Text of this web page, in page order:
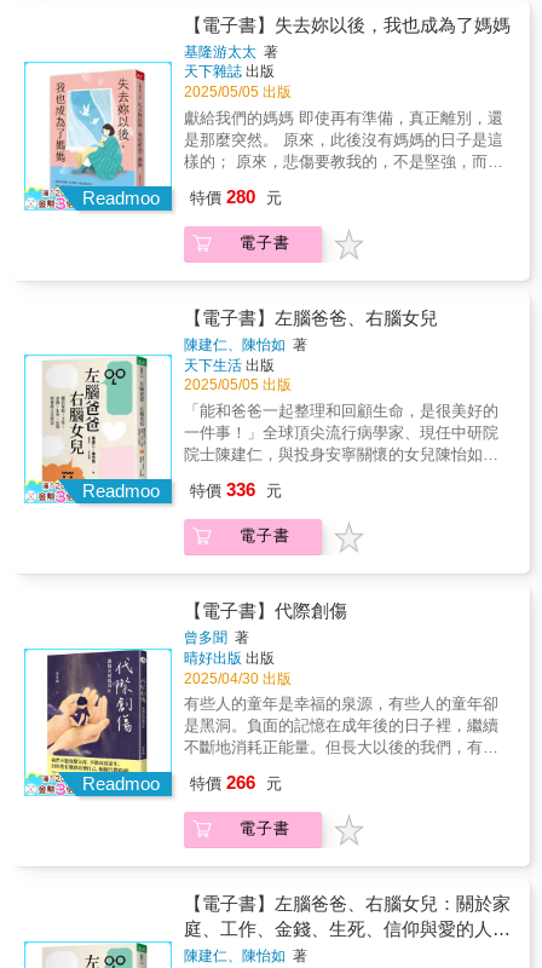
Isabelle，如今可以含笑放心看著孩子，穩健踏
步開展自己的人生。──張慧心∣「人間福報」資
深主編、國立教育廣播電臺「教育行動家」節
目主持人現代人需要的是正確的心態，工具與
環境；AI+學習方法+實踐的能力是未來所需，
這是一本充滿愛與勇氣的生命實踐書。──高立∣
國際AI教育就業聯盟召集委員身為28週4天早產
兒的父親，我走過焦慮、恐懼與無助，而這本
書正是那段旅程最真實的紀錄與陪伴。它幫我
強，而是如何把恐懼轉化成愛與行動的真實故
事。──招名威∣中原大學教授、毒物專家
諮商學系副教授曹中瑋／資深諮商心理師陳宏
儒／諮商心理師、臉書社團「榮格讀書會」創
建者陳淑琴／TAT訓練師、彩虹心樹有限公司負
責人黃天豪／華人艾瑞克森催眠治療學會理事
長葉偉忠／巴黎索邦大學拉丁文博士蔡怡佳／
輔仁大學宗教學系教授
創辦人、《閱讀理解》學習誌暨數位平台總編
輯蔡淇華 台中市立惠文高中圖書館主任（按
姓氏筆畫排序）美珍說：「有了孩子，讓我變
成更好的人。」我確實在書的每一部分，都感
受到她的透澈、了然與智慧，不過度用力教養
但持續深刻的覺察與思考。謝謝她在成為母親
二十多年之後，願意總結這本不只關乎教養，
更關乎人生體悟的母親手札、幸福指南。──彭
菊仙 作家美珍以她親身的經歷體驗，敏銳的
和思路清晰的細膩文字，將自己從面對身分轉
換的思考，到陪伴孩子經歷不同階段成長相關
的知識、經驗與智慧娓娓道來。──黃國珍 品
總編輯教養與閱讀教學的專家丘美珍，在三位
孩子都升上大學後，苦心造詣為家長整理這本
為教養增能的好書。丘美珍期待這本書可以增
強父母親溝通、領導、管理及學習四種能力。
並且在閱讀全書之後，可以不憂不懼，更有自
信，為台灣教養珍貴的下一代。──蔡淇華 台
中市立惠文高中圖書館主任
依附的雙面性：當母愛變成控制，當親密變成
負擔，我們該如何從中找到平衡？◎如何走出
母親病的陰影：透過心理療癒、自我覺察、建
立健康的界線，幫助自己擺脫負面影響，活出
真正的自己。這本書，寫給所有在母親關係中
受過傷的人。它不是要責怪母親，而是讓我們
理解過去，並學習如何療癒自己，讓愛回歸純
息，或在親密關係中感受到難以言喻的情感糾
葛，希望這本書能成為你解開心結、找回內在
力量的指引之書。【療癒推薦】洪仲清 臨床心
自母親的過度控制、忽視，甚至無條件的溺
愛，都可能讓孩子在成長過程中產生不安全
感、自我否定、情感依附障礙，甚至影響成年
後的親密關係與自我價值認同。本書透過精神
科醫師的專業視角，結合豐富的臨床案例與心
理學研究，帶領讀者一步步剖析「母親病」的
形成原因、各種類型及其帶來的影響。本書不
只是檢視母親與孩子之間的關係，而是更進一
步提供自我療癒的方法。我們將探索：◎母親
年後的人際關係，剖析母親如何塑造我們的情
感模式。◎不同類型的「母親病」：過度支
配、情感忽視、冷漠疏離、過度保護等不同母
依附的雙面性：當母愛變成控制，當親密變成
負擔，我們該如何從中找到平衡？◎如何走出
母親病的陰影：透過心理療癒、自我覺察、建
立健康的界線，幫助自己擺脫負面影響，活出
真正的自己。這本書，寫給所有在母親關係中
受過傷的人。它不是要責怪母親，而是讓我們
理解過去，並學習如何療癒自己，讓愛回歸純
息，或在親密關係中感受到難以言喻的情感糾
葛，希望這本書能成為你解開心結、找回內在
力量的指引之書。【療癒推薦】洪仲清 臨床心
Readmoo
【電子書】失去妳以後，我也成為了媽媽
基隆游太太 著
天下雜誌 出版
2025/05/05 出版
獻給我們的媽媽 即使再有準備，真正離別，還
是那麼突然。 原來，此後沒有媽媽的日子是這
樣的； 原來，悲傷要教我的，不是堅強，而是
一點！ 謝謝游太太願意寫出來，讓失去至親至
愛處於孤獨的人，能被光灑亮。
&mdash;&mdash;&mdash;&mdash;&mdash;
底在哪裡？」 這不是一本積極向上的勵志書，
而是在沒有媽媽的世界裡生存的故事。 這是面
對至親離開的個人經驗，卻普遍而真實。 作家
「基隆游太太」幾年前遭遇喪母，情緒低落的
她因而離開職場，所幸透過旅行重新找回幽默
感，也鼓起勇氣成為一位母親。 她陸續在臉書
分享心路歷程 ，意外收到許多朋友 及粉絲的回
饋， 發現大家似乎有著類似的疑問：還沒走出
悲傷的自己，是否過於脆弱？為什麼別人看起
的，反而是一些平凡至極的場景，無論發生什
麼快樂或悲傷的事，她都會想：「啊，好想跟
媽媽說啊。」這些念頭，成為她找到安慰與指
情書，以詼諧又溫暖的口吻，訴說失去至親以
後，仍要繼續生活的心情片段，細膩、瑣碎卻
深刻，淚中帶 笑、笑中藏淚。她與讀者分享：
悲傷沒有期限、沒有標準答案，也許悲傷不會
離開，但可以變得溫柔&mdash;&mdash;提醒
我們，曾經擁有過多麼珍貴的愛與牽絆。 面對
「失去」，我們永遠沒有準備好； 關於「愛與
&mdash;&mdash;&mdash;&mdash;&mdash;
失去母親的基隆游太太說：  妳離開了，我失
去最盲目的頭號粉絲。  妳都死掉了，我真的
不好過，像是把自己放到果汁機裡面絞碎了，
再倒出來重新灌模鑄型，雖然還是同一個我，
但內裡已經渾然不同。  我不知道，多年後自
特價 280 元
電子書
Readmoo
【電子書】左腦爸爸、右腦女兒
陳建仁、陳怡如 著
天下生活 出版
2025/05/05 出版
「能和爸爸一起整理和回顧生命，是很美好的
一件事！」全球頂尖流行病學家、現任中研院
院士陳建仁，與投身安寧關懷的女兒陳怡如，
命思考。怡如讀大學時，每個週末爸爸開車載
她回宿舍的路上，父女倆總是天南地北的聊天
談心，爸爸經常以男性的視角給她一些新眼光
共筆的計畫......這些父女談心的內容，有關於
父親原生家庭傳承的美好價值，有戀愛、結
婚、為人父母的心路歷程分享；有工作與服務
的學習與反思，也有關於信仰、金錢觀與人際
關係的討論；從生命與受苦的意義，到看待死
亡與死後世界，也探討當前的幾個重大議題，
以及關於環境與自然的討論。 選擇伴侶時，
如何確定對方是「對的人」？ 如何看待與調
適世代之間的差異？ 怎麼應對失敗，跟失敗
是什麼？ 人生當中最珍貴的是什麼？ 我們
跟大自然的關係是什麼？如何面對環境的變
遷？對話觸及不同面向，雋永深刻，溫暖且睿
智，儘管有理性與感性衝撞，也能看見不同世
代如何同理、共感，探尋生命的重要意義。在
這變動不安、未來難以掌握的當下，陳怡如的
提問反映了青壯世代的迷惘，而陳建仁恰如一
特價 336 元
電子書
Readmoo
【電子書】代際創傷
曾多聞 著
晴好出版 出版
2025/04/30 出版
有些人的童年是幸福的泉源，有些人的童年卻
是黑洞。負面的記憶在成年後的日子裡，繼續
不斷地消耗正能量。但長大以後的我們，有力
代際傷痛。在外人眼中，她出生在模範家庭
中。父親是建築師，有豐厚的收入，母親是家
庭主婦，在外時他們待人接物總是謙和有禮。
罵。也許是因為母親的童年，她無從得知，因
為母親總是隻字不提。她曾經相信「天下無不
是的父母」、「爸媽打你都是為你好」，經常
特價 266 元
電子書
【電子書】左腦爸爸、右腦女兒：關於家
庭、工作、金錢、生死、信仰與愛的人生
對話
陳建仁、陳怡如 著